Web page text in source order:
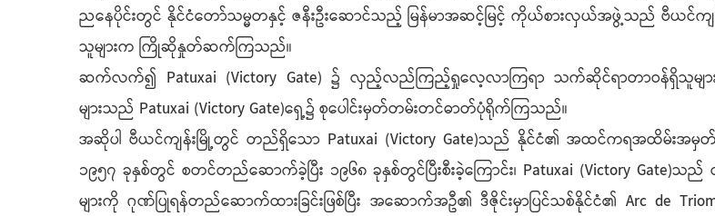
ညနေပိုင်းတွင် နိုင်ငံတော်သမ္မတနှင့် ဇနီးဦးဆောင်သည့် မြန်မာအဆင့်မြင့် ကိုယ်စားလှယ်အဖွဲ့သည် ဗီယင်ကျန်
သူများက ကြိုဆိုနှုတ်ဆက်ကြသည်။
ဆက်လက်၍ Patuxai (Victory Gate) ၌ လှည့်လည်ကြည့်ရှုလေ့လာကြရာ သက်ဆိုင်ရာတာဝန်ရှိသူများ
များသည် Patuxai (Victory Gate)ရှေ့၌ စုပေါင်းမှတ်တမ်းတင်ဓာတ်ပုံရိုက်ကြသည်။
အဆိုပါ ဗီယင်ကျန်းမြို့တွင် တည်ရှိသော Patuxai (Victory Gate)သည် နိုင်ငံ၏ အထင်ကရအထိမ်းအမှတ်
၁၉၅၇ ခုနှစ်တွင် စတင်တည်ဆောက်ခဲ့ပြီး ၁၉၆၈ ခုနှစ်တွင်ပြီးစီးခဲ့ကြောင်း၊ Patuxai (Victory
များကို ဂုဏ်ပြုရန်တည်ဆောက်ထားခြင်းဖြစ်ပြီး အဆောက်အဦ၏ ဒီဇိုင်းမှာပြင်သစ်နိုင်ငံ၏ Arc de